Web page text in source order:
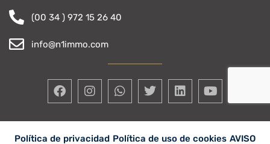
(00 34 ) 972 15 26 40
info@n1immo.com
Política de privacidad Política de uso de cookies AVISO